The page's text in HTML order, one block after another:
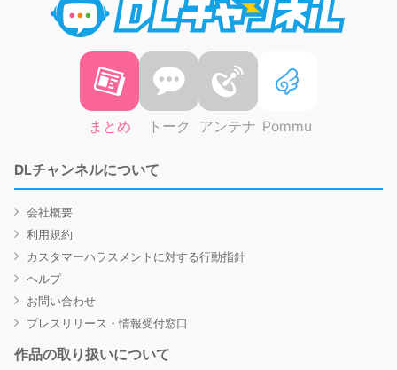
まとめ トーク アンテナ Pommu
DLチャンネルについて
会社概要
利用規約
カスタマーハラスメントに対する行動指針
ヘルプ
お問い合わせ
プレスリリース・情報受付窓口
作品の取り扱いについて